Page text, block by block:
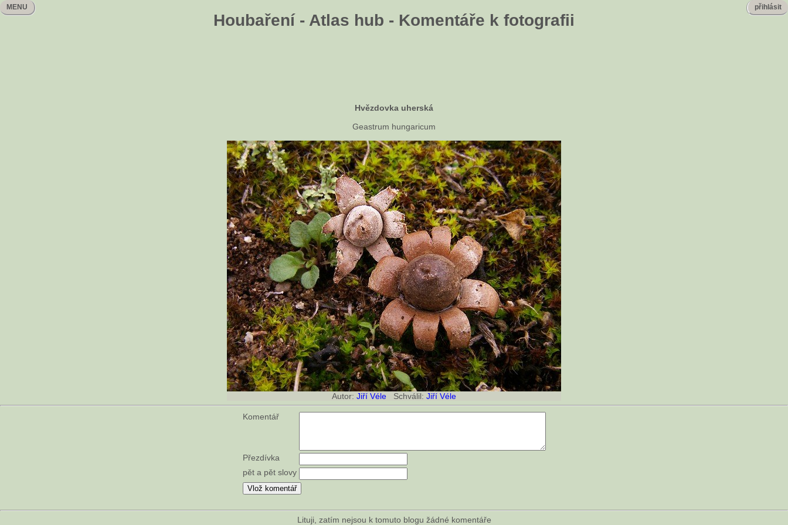
Houbaření - Atlas hub - Komentáře k fotografii
přihlásit
MENU
Hvězdovka uherská
Geastrum hungaricum
Autor: Jiří Véle Schválil: Jiří Véle
Komentář
Přezdívka
pět a pět slovy
Lituji, zatím nejsou k tomuto blogu žádné komentáře